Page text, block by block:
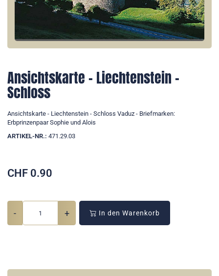
Ansichtskarte - Liechtenstein -
Schloss
Ansichtskarte - Liechtenstein - Schloss Vaduz - Briefmarken:
Erbprinzenpaar Sophie und Alois
ARTIKEL-NR.: 471.29.03
CHF 0.90
- + In den Warenkorb